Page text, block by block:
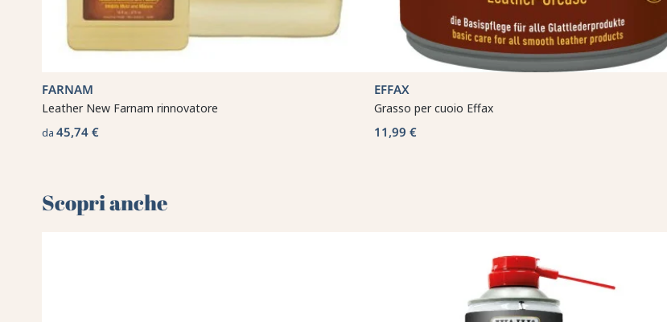
FARNAM
Leather New Farnam rinnovatore
da45,74 €
EFFAX
Grasso per cuoio Effax
11,99 €
Scopri anche 🌻